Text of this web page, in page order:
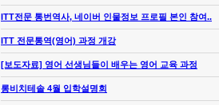
ITT전문 통번역사, 네이버 인물정보 프로필 본인 참여..
ITT 전문통역(영어) 과정 개강
[보도자료] 영어 선생님들이 배우는 영어 교육 과정
롱비치테솔 4월 입학설명회